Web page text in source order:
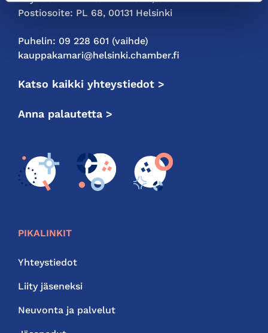
Postiosoite: PL 68, 00131 Helsinki
Puhelin: 09 228 601 (vaihde)
kauppakamari@helsinki.chamber.fi
Katso kaikki yhteystiedot >
Anna palautetta >
PIKALINKIT
Yhteystiedot
Liity jäseneksi
Neuvonta ja palvelut